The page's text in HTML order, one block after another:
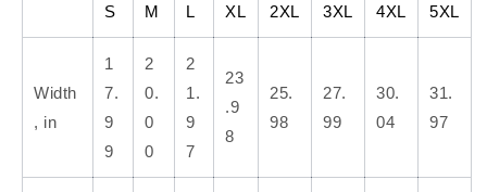
S M L XL 2XL 3XL 4XL 5XL
Width
, in
1
7.
9
9
2
0.
0
0
2
1.
9
7
23
.9
8
25.
98
27.
99
30.
04
31.
97